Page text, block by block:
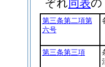
ぞれ同表の
第三条第二項第
六号
第三条第三項